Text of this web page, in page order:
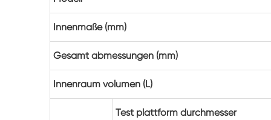
Innenmaße (mm)
Gesamt abmessungen (mm)
Innenraum volumen (L)
Test plattform durchmesser